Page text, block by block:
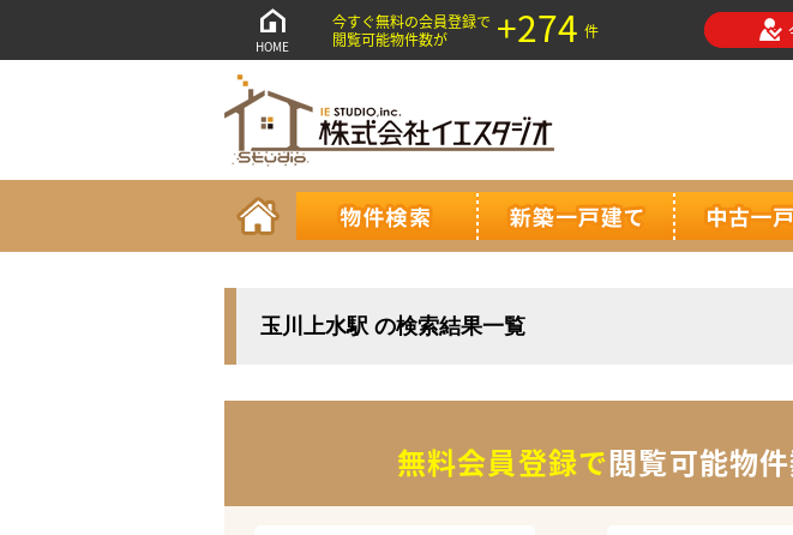
HOME
今すぐ無料の会員登録で
閲覧可能物件数が
+274 件
玉川上水駅 の検索結果一覧
無料会員登録で閲覧可能物